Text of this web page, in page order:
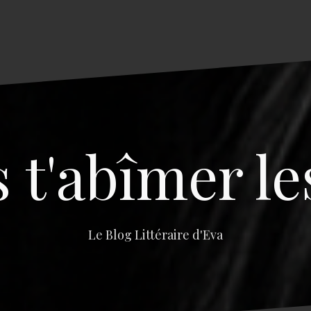
t'abîmer
Le Blog Littéraire d'Eva